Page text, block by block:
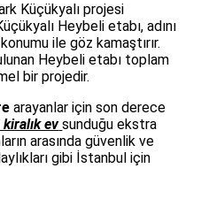
Küçükyalı projesi
Heybeli etabı, adını
ile göz kamaştırır.
Heybeli etabı toplam
bir projedir.
arayanlar için son derece
kiralık ev sunduğu ekstra
arasında güvenlik ve
gibi İstanbul için